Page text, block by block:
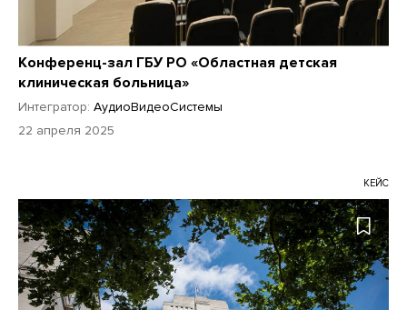
Конференц-зал ГБУ РО «Областная детская
клиническая больница»
Интегратор: АудиоВидеоСистемы
22 апреля 2025
КЕЙС